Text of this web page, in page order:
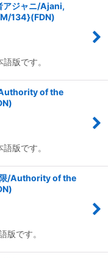
アジャニ/Ajani,
134}(FDN)
版です。
of the
版です。
/Authority of the
版です。